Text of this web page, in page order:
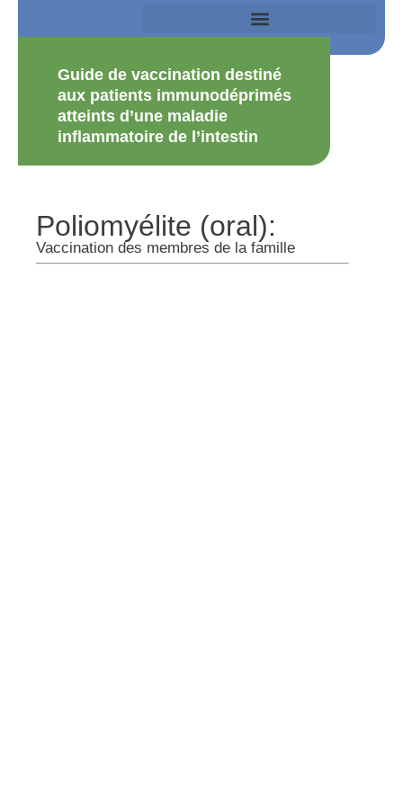
Guide de vaccination destiné
aux patients immunodéprimés
atteints d’une maladie
inflammatoire de l’intestin
Poliomyélite (oral):
Vaccination des membres de la famille